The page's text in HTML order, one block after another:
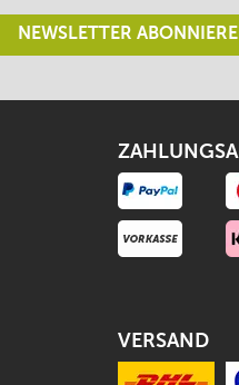
NEWSLETTER
VERSAND